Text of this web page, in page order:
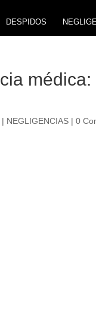
DESPIDOS
| NEGLIGENCIAS |0